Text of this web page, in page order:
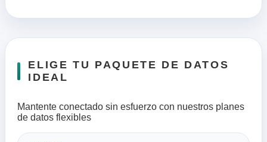
ELIGE TU PAQUETE DE DATOS
IDEAL
Mantente conectado sin esfuerzo con nuestros planes
de datos flexibles